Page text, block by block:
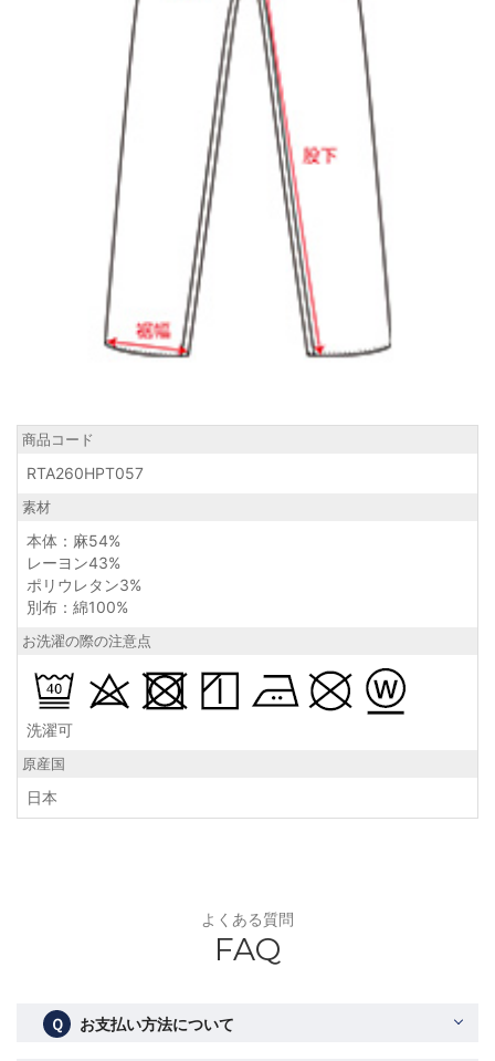
商品コード
RTA260HPT057
素材
本体：麻54%
レーヨン43%
ポリウレタン3%
別布：綿100%
お洗濯の際の注意点
洗濯可
原産国
日本
よくある質問
FAQ
Ｑ お支払い方法について